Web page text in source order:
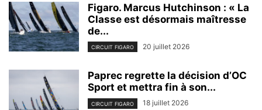
Figaro. Marcus Hutchinson : « La
Classe est désormais maîtresse
de...
CIRCUIT FIGARO 20 juillet 2026
Paprec regrette la décision d’OC
Sport et mettra fin à son...
CIRCUIT FIGARO 18 juillet 2026